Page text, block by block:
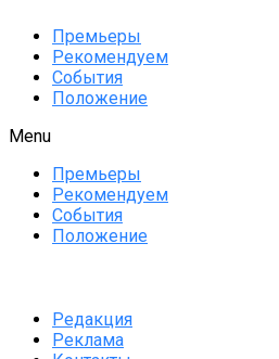
Премьеры
Рекомендуем
События
Положение
Menu
Премьеры
Рекомендуем
События
Положение
Редакция
Реклама